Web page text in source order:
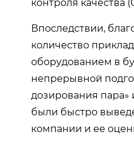
контроля качества
Впоследствии,
количество
оборудованием в
непрерывной
дозирования пара»
были быстро
компании и ее